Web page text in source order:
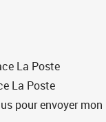
La Poste
La Poste
pour envoyer mon